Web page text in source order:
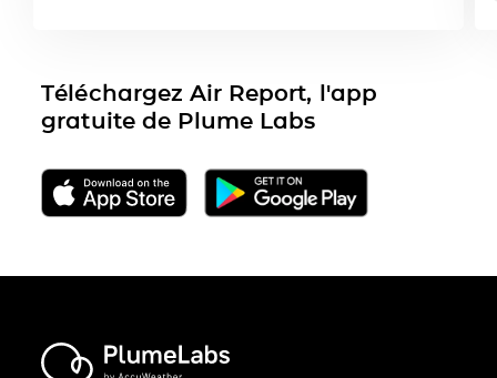
Téléchargez Air Report, l'app
gratuite de Plume Labs